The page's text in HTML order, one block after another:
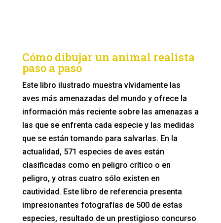
Cómo dibujar un animal realista
paso a paso
Este libro ilustrado muestra vívidamente las
aves más amenazadas del mundo y ofrece la
información más reciente sobre las amenazas a
las que se enfrenta cada especie y las medidas
que se están tomando para salvarlas. En la
actualidad, 571 especies de aves están
clasificadas como en peligro crítico o en
peligro, y otras cuatro sólo existen en
cautividad. Este libro de referencia presenta
impresionantes fotografías de 500 de estas
especies, resultado de un prestigioso concurso